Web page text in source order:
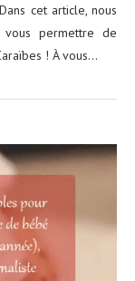
cet article, nous
permettre de
! À vous…